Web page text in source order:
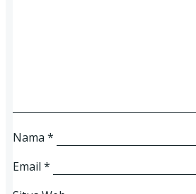
Nama *
Email *